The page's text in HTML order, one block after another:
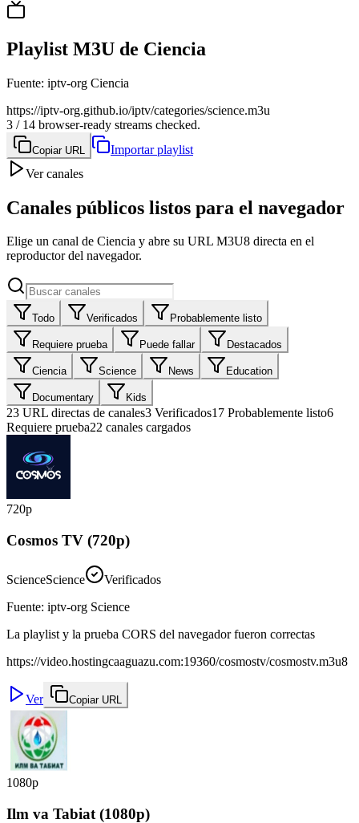
Playlist M3U de Ciencia
Fuente: iptv-org Ciencia
https://iptv-org.github.io/iptv/categories/science.m3u
3 / 14 browser-ready streams checked.
Copiar URL
Importar playlist
Ver canales
Canales públicos listos para el navegador
Elige un canal de Ciencia y abre su URL M3U8 directa en el
reproductor del navegador.
Todo Verificados Probablemente listo
Requiere prueba Puede fallar Destacados
Ciencia Science News Education
Documentary Kids
23 URL directas de canales3 Verificados17 Probablemente listo6
Requiere prueba22 canales cargados
720p
Cosmos TV (720p)
ScienceScience
Verificados
Fuente: iptv-org Science
La playlist y la prueba CORS del navegador fueron correctas
https://video.hostingcaaguazu.com:19360/cosmostv/cosmostv.m3u8
Ver Copiar URL
1080p
Ilm va Tabiat (1080p)